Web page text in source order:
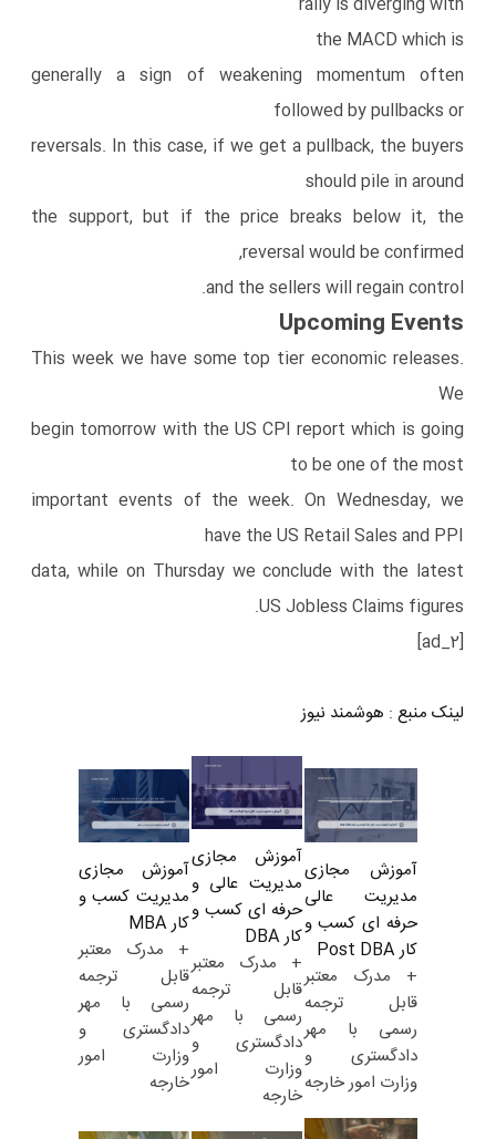
the MACD which is
generally a sign of weakening momentum often
followed by pullbacks or
reversals. In this case, if we get a pullback, the buyers
should pile in around
the support, but if the price breaks below it, the
reversal would be confirmed,
and the sellers will regain control.
Upcoming Events
This week we have some top tier economic releases.
We
begin tomorrow with the US CPI report which is going
to be one of the most
important events of the week. On Wednesday, we
have the US Retail Sales and PPI
data, while on Thursday we conclude with the latest
US Jobless Claims figures.
[ad_2]
لینک منبع : هوشمند نیوز
آموزش مجازی
مدیریت عالی
حرفه ای کسب و
کار Post DBA
+ مدرک معتبر
قابل ترجمه
رسمی با مهر
دادگستری و
وزارت امور خارجه
آموزش مجازی
مدیریت عالی و
حرفه ای کسب و
کار DBA
+ مدرک معتبر
قابل ترجمه
رسمی با مهر
دادگستری و
وزارت امور
خارجه
آموزش مجازی
مدیریت کسب و
کار MBA
+ مدرک معتبر
قابل ترجمه
رسمی با مهر
دادگستری و
وزارت امور
خارجه